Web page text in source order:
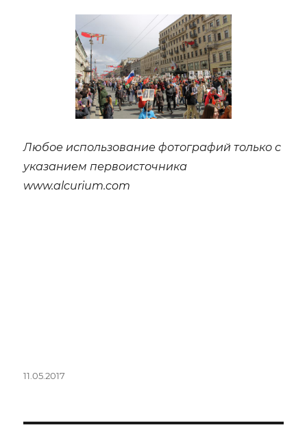
Любое использование фотографий только с
указанием первоисточника
www.alcurium.com
Опубликовано
11.05.2017